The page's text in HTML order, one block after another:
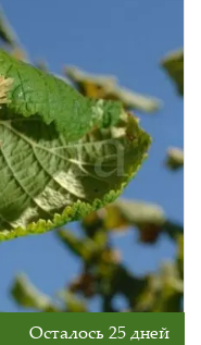
Осталось 25 дней